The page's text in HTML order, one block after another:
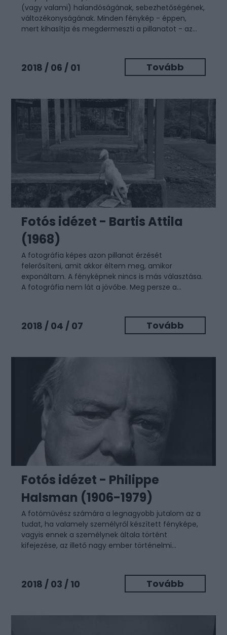
(vagy valami) halandóságának, sebezhetőségének,
változékonyságának. Minden fénykép - éppen,
mert kihasítja és megdermeszti a pillanatot - az...
2018 / 06 / 01 Tovább
Fotós idézet - Bartis Attila
(1968)
A fotográfia képes azon pillanat érzését
felerősíteni, amit akkor éltem meg, amikor
exponáltam. A fényképnek nincs is más választása.
A fotográfia nem lát a jövőbe. Meg persze a...
2018 / 04 / 07 Tovább
Fotós idézet - Philippe
Halsman (1906-1979)
A fotóművész számára a legnagyobb jutalom az a
tudat, ha valamely személyről készített fényképe,
vagyis ennek a személynek általa történt
kifejezése, az illető nagy ember történelmi...
2018 / 03 / 10 Tovább